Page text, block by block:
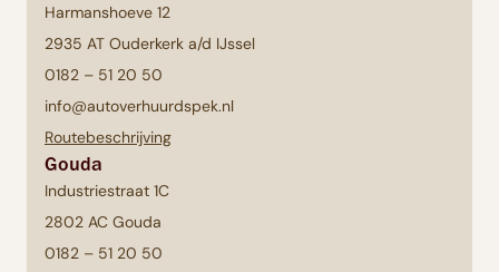
Harmanshoeve 12
2935 AT Ouderkerk a/d IJssel
0182 – 51 20 50
info@autoverhuurdspek.nl
Routebeschrijving
Gouda
Industriestraat 1C
2802 AC Gouda
0182 – 51 20 50